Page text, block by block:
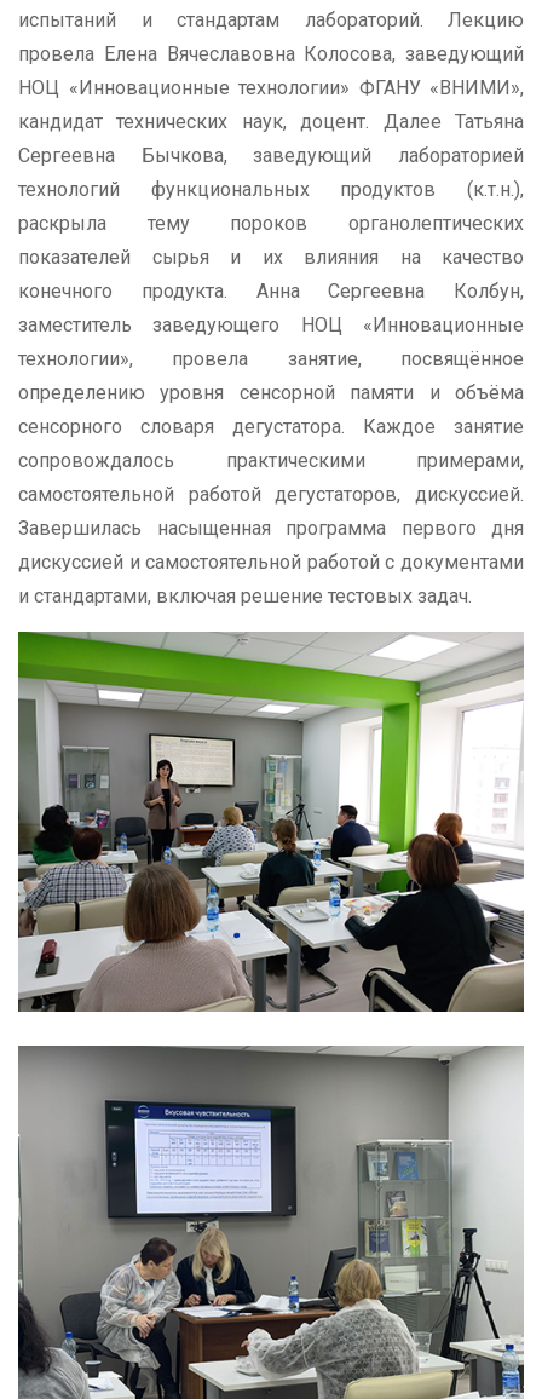
испытаний и стандартам лабораторий. Лекцию
провела Елена Вячеславовна Колосова, заведующий
НОЦ «Инновационные технологии» ФГАНУ «ВНИМИ»,
кандидат технических наук, доцент. Далее Татьяна
Сергеевна Бычкова, заведующий лабораторией
технологий функциональных продуктов (к.т.н.),
раскрыла тему пороков органолептических
показателей сырья и их влияния на качество
конечного продукта. Анна Сергеевна Колбун,
заместитель заведующего НОЦ «Инновационные
технологии», провела занятие, посвящённое
определению уровня сенсорной памяти и объёма
сенсорного словаря дегустатора. Каждое занятие
сопровождалось практическими примерами,
самостоятельной работой дегустаторов, дискуссией.
Завершилась насыщенная программа первого дня
дискуссией и самостоятельной работой с документами
и стандартами, включая решение тестовых задач.